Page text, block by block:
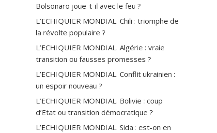
Bolsonaro joue-t-il avec le feu ?
L’ECHIQUIER MONDIAL. Chili : triomphe de
la révolte populaire ?
L’ECHIQUIER MONDIAL. Algérie : vraie
transition ou fausses promesses ?
L’ECHIQUIER MONDIAL. Conflit ukrainien :
un espoir nouveau ?
L’ECHIQUIER MONDIAL. Bolivie : coup
d’Etat ou transition démocratique ?
L’ECHIQUIER MONDIAL. Sida : est-on en